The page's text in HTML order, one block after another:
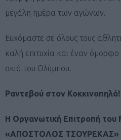
μεγάλη ημέρα των αγώνων.
Ευχόμαστε σε όλους τους
καλή επιτυχία και έναν
σκιά του Ολύμπου.
Ραντεβού στον Κοκκινοπηλό!
Η Οργανωτική Επιτροπή του
«ΑΠΟΣΤΟΛΟΣ ΤΣΟΥΡΕΚΑΣ»